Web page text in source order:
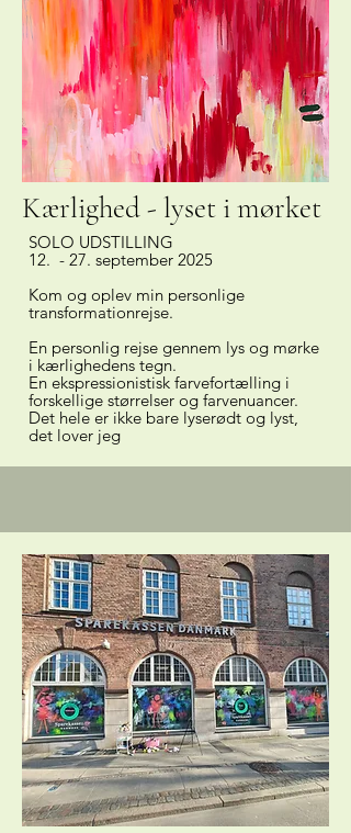
Kærlighed - lyset i mørket
SOLO UDSTILLING
12. - 27. september 2025
Kom og oplev min personlige
transformationrejse.
En personlig rejse gennem lys og mørke
i kærlighedens tegn.
En ekspressionistisk farvefortælling i
forskellige størrelser og farvenuancer.
Det hele er ikke bare lyserødt og lyst,
det lover jeg